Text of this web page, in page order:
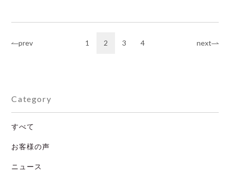
投
ビ
ゲ
ョ
prev 1 2 3 4 next
Category
すべて
お客様の声
ニュース